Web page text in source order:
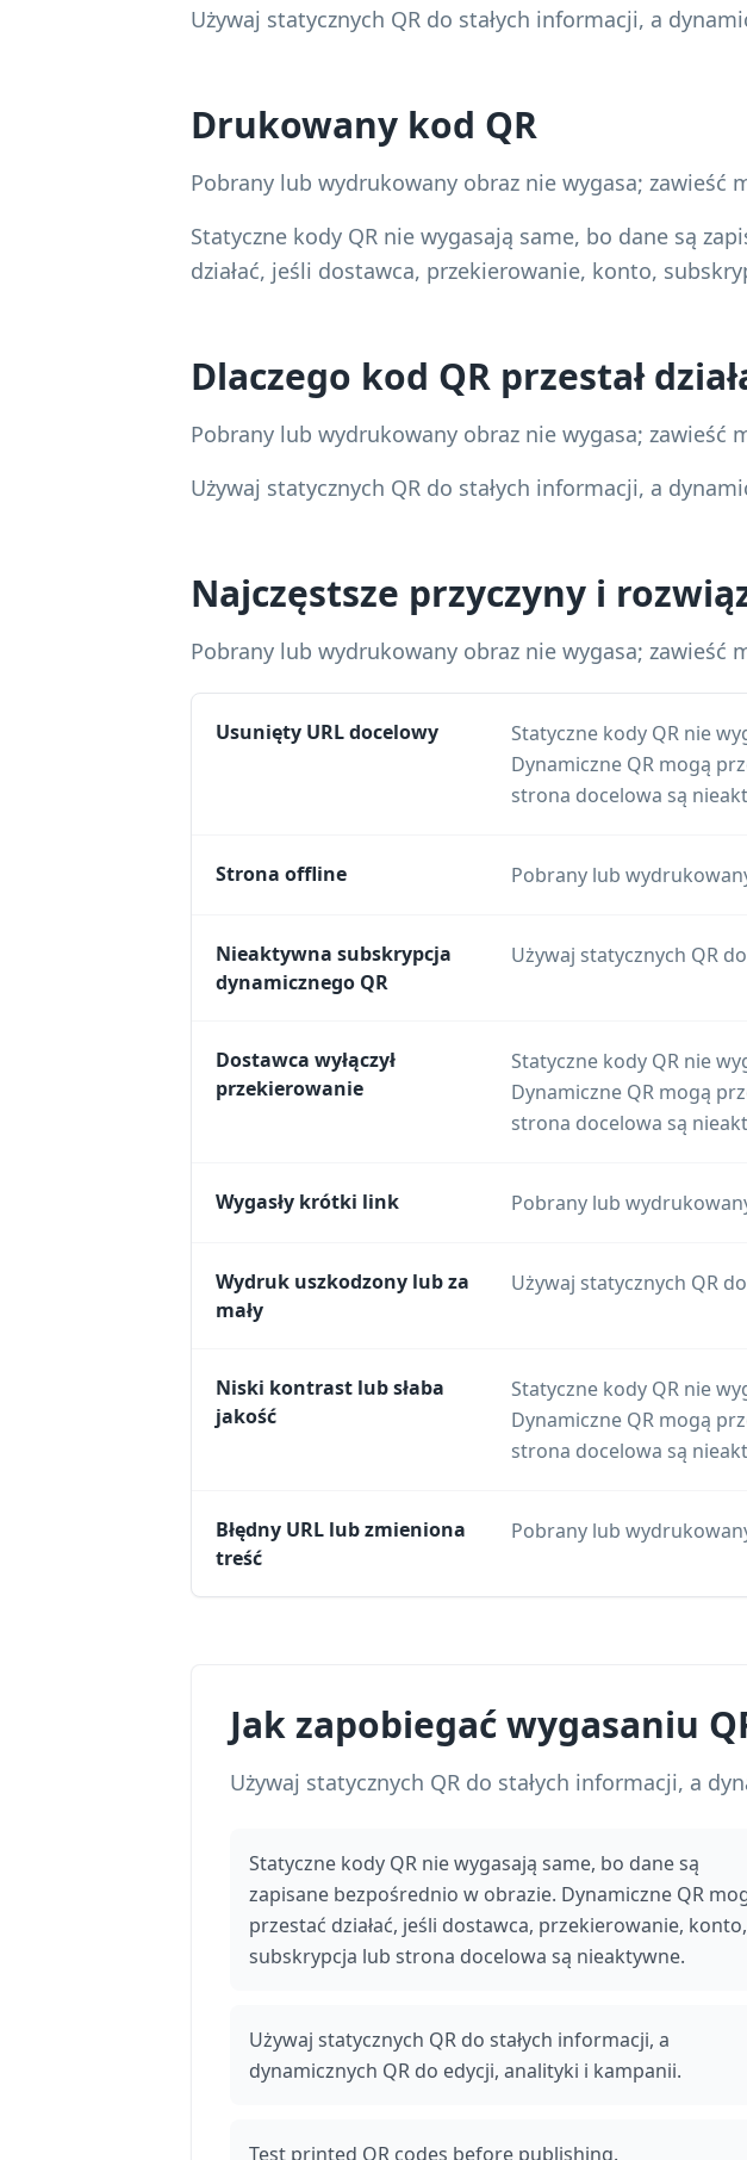
Używaj statycznych QR do stałych informacji, a
Drukowany kod QR
Pobrany lub wydrukowany obraz nie wygasa; zawieść
Statyczne kody QR nie wygasają same, bo dane są
działać, jeśli dostawca, przekierowanie, konto,
Dlaczego kod QR przestał
Pobrany lub wydrukowany obraz nie wygasa; zawieść
Używaj statycznych QR do stałych informacji, a
Najczęstsze przyczyny i
Pobrany lub wydrukowany obraz nie wygasa; zawieść
Usunięty URL docelowy
Statyczne kody QR nie
Dynamiczne QR mogą
strona docelowa są
Strona offline Pobrany lub
Nieaktywna subskrypcja
dynamicznego QR
Używaj statycznych QR
Dostawca wyłączył
przekierowanie
Statyczne kody QR nie
Dynamiczne QR mogą
strona docelowa są
Wygasły krótki link Pobrany lub
Wydruk uszkodzony lub za
mały
Używaj statycznych QR
Niski kontrast lub słaba
jakość
Statyczne kody QR nie
Dynamiczne QR mogą
strona docelowa są
Błędny URL lub zmieniona
treść
Pobrany lub
Jak zapobiegać wygasaniu
Używaj statycznych QR do stałych informacji, a
Statyczne kody QR nie wygasają same, bo dane są
zapisane bezpośrednio w obrazie. Dynamiczne QR
przestać działać, jeśli dostawca, przekierowanie, konto,
subskrypcja lub strona docelowa są nieaktywne.
Używaj statycznych QR do stałych informacji, a
dynamicznych QR do edycji, analityki i kampanii.
Test printed QR codes before publishing.